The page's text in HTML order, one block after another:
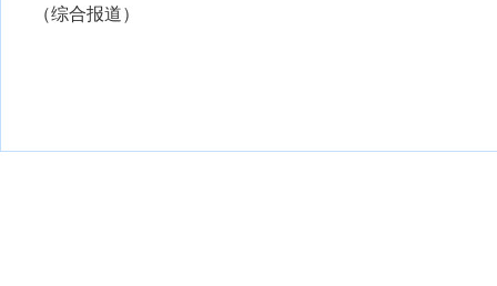
（综合报道）